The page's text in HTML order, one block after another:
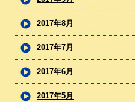
2017年8月
2017年7月
2017年6月
2017年5月